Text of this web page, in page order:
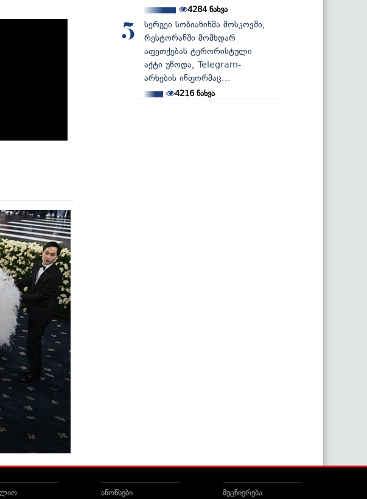
4284ნახვა
5
სერგეი სობიანინმა მოსკოვში,
რესტორანში მომხდარ
აფეთქებას ტერორისტული
აქტი უწოდა, Telegram-
არხების ინფორმაც...
4216ნახვა
ანონსები მეცნიერება